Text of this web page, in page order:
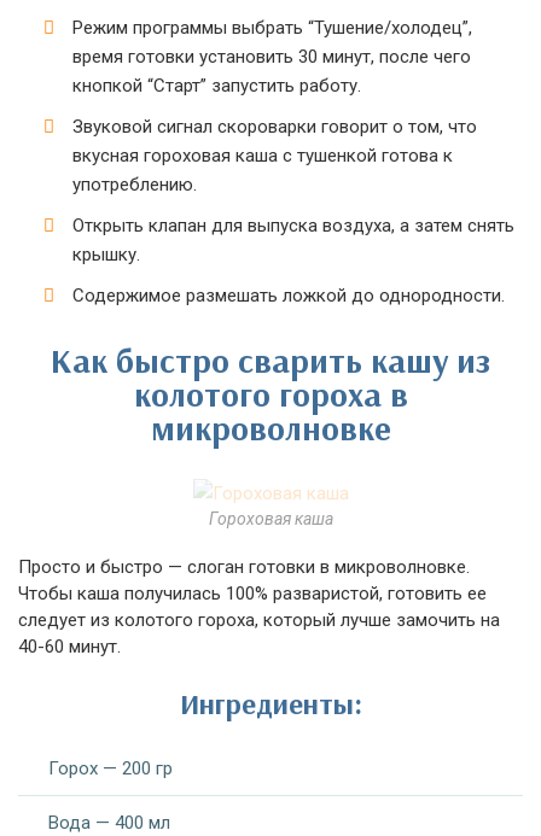
Режим программы выбрать “Тушение/холодец”,
время готовки установить 30 минут, после чего
кнопкой “Старт” запустить работу.
Звуковой сигнал скороварки говорит о том, что
вкусная гороховая каша с тушенкой готова к
употреблению.
Открыть клапан для выпуска воздуха, а затем снять
крышку.
Содержимое размешать ложкой до однородности.
Как быстро сварить кашу из
колотого гороха в
микроволновке
Гороховая каша
Просто и быстро — слоган готовки в микроволновке.
Чтобы каша получилась 100% разваристой, готовить ее
следует из колотого гороха, который лучше замочить на
40-60 минут.
Ингредиенты:
Горох — 200 гр
Вода — 400 мл